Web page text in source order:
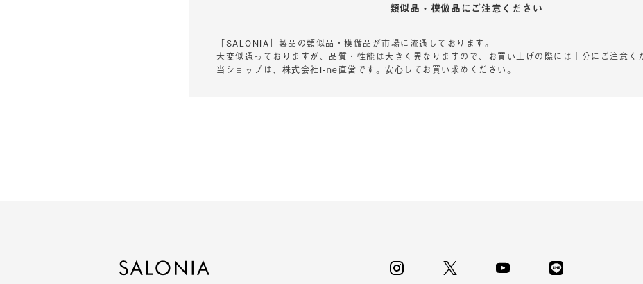
類似品・模倣品にご注意ください
「SALONIA」製品の類似品・模倣品が市場に流通しております。
大変似通っておりますが、品質・性能は大きく異なりますので、お買い上げの際には十分にご注意く
当ショップは、株式会社I-ne直営です。安心してお買い求めください。